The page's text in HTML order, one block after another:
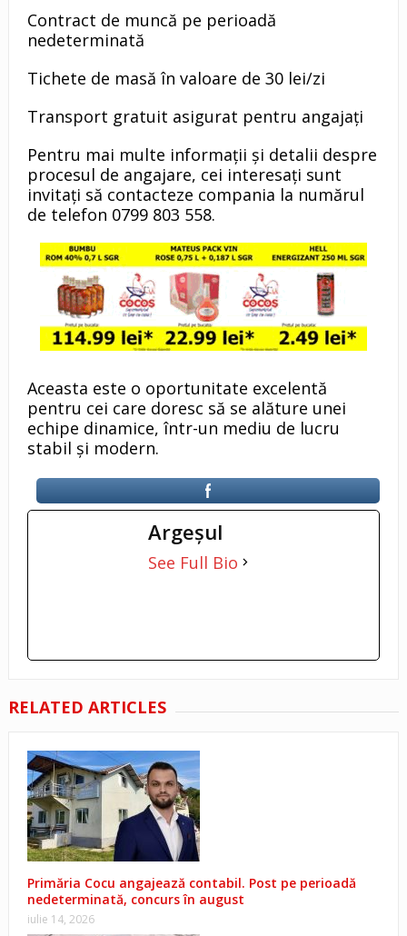
Contract de muncă pe perioadă
nedeterminată
Tichete de masă în valoare de 30 lei/zi
Transport gratuit asigurat pentru angajați
Pentru mai multe informații și detalii despre
procesul de angajare, cei interesați sunt
invitați să contacteze compania la numărul
de telefon 0799 803 558.
Aceasta este o oportunitate excelentă
pentru cei care doresc să se alăture unei
echipe dinamice, într-un mediu de lucru
stabil și modern.
Argeşul
See Full Bio
RELATED ARTICLES
Primăria Cocu angajează contabil. Post pe perioadă
nedeterminată, concurs în august
iulie 14, 2026